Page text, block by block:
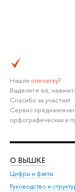
Нашли опечатку?
Выделите её,
Спасибо за участие!
Сервис
орфографических и
О ВЫШКЕ
Цифры и факты
Руководство и